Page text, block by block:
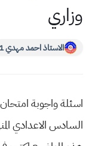
وزاري
الاستاذ احمد مهدي 1
اسئلة واجوبة